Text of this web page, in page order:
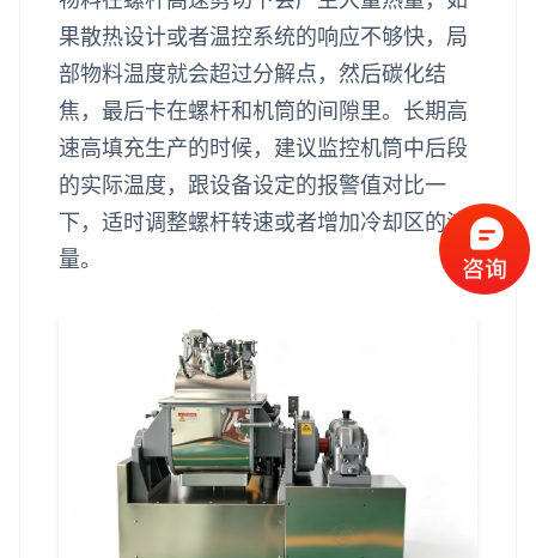
果散热设计或者温控系统的响应不够快，局
部物料温度就会超过分解点，然后碳化结
焦，最后卡在螺杆和机筒的间隙里。长期高
速高填充生产的时候，建议监控机筒中后段
的实际温度，跟设备设定的报警值对比一
下，适时调整螺杆转速或者增加冷却区的流
量。